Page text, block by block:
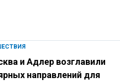
и Адлер возглавили
направлений для